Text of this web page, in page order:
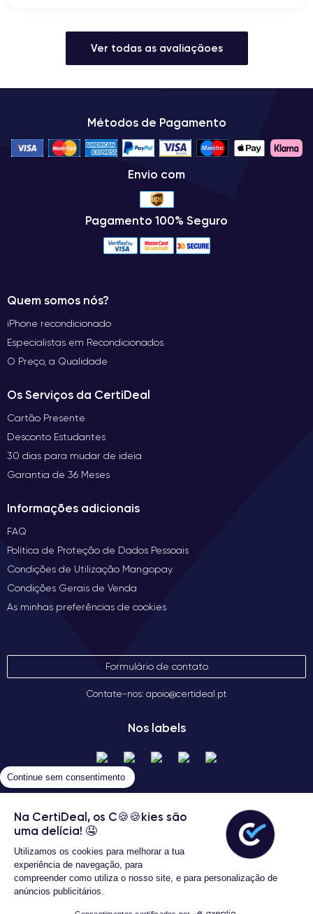
Ver todas as avaliaçãoes
Métodos de Pagamento
Envio com
Pagamento 100% Seguro
Quem somos nós?
iPhone recondicionado
Especialistas em Recondicionados
O Preço, a Qualidade
Os Serviços da CertiDeal
Cartão Presente
Desconto Estudantes
30 dias para mudar de ideia
Garantia de 36 Meses
Informações adicionais
FAQ
Política de Proteção de Dados Pessoais
Condições de Utilização Mangopay
Condições Gerais de Venda
As minhas preferências de cookies
Formulário de contato
Contate-nos: apoio@certideal.pt
Nos labels
Termos gerais de venda
Reservados
Continue sem consentimento
Na CertiDeal, os C🍪🍪kies são
uma delícia! 🤤
Utilizamos os cookies para melhorar a tua
experiência de navegação, para
compreender como utiliza o nosso site, e para personalização de
anúncios publicitários.